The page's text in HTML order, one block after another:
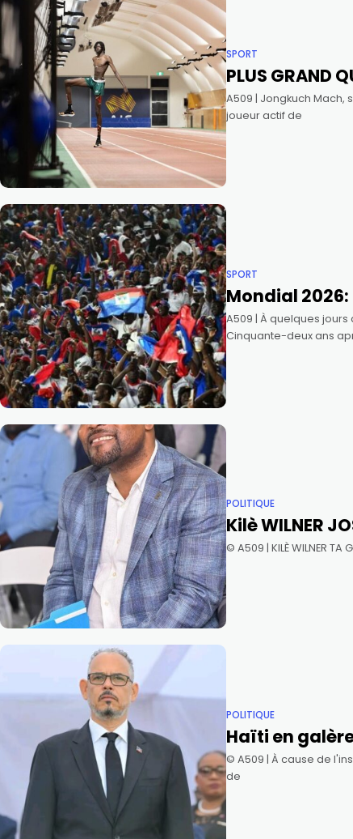
SPORT
PLUS GRAND
A509 | Jongkuch
joueur actif de
SPORT
Mondial
A509 | À quelques
Cinquante-deux ans
POLITIQUE
Kilè WILNER
©️ A509 | KILÈ WILNER
POLITIQUE
Haïti en
©️ A509 | À cause de
de